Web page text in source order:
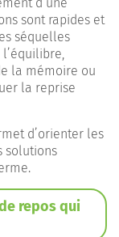
sont rapides et
séquelles
la mémoire ou
la reprise
d’orienter les
solutions
repos qui